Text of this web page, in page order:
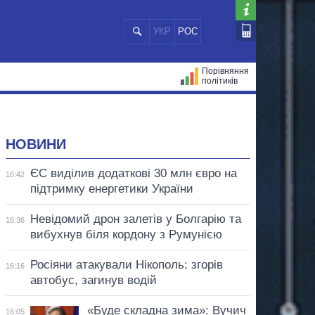
УКР РОС
Порівняння
політиків
НОВИНИ
16:42
ЄС виділив додаткові 30 млн євро на
підтримку енергетики України
16:36
Невідомий дрон залетів у Болгарію та
вибухнув біля кордону з Румунією
16:16
Росіяни атакували Нікополь: згорів
автобус, загинув водій
16:05
«Буде складна зима»: Вучич